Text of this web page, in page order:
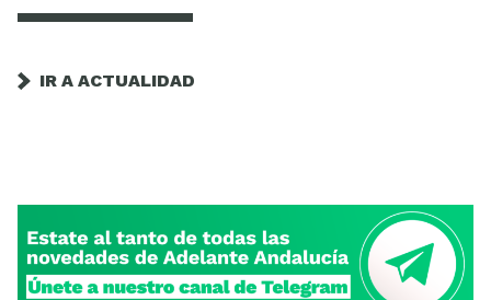
IR A ACTUALIDAD